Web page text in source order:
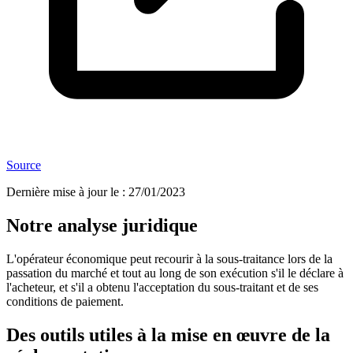
Source
Dernière mise à jour le : 27/01/2023
Notre analyse juridique
L'opérateur économique peut recourir à la sous-traitance lors de la
passation du marché et tout au long de son exécution s'il le déclare à
l'acheteur, et s'il a obtenu l'acceptation du sous-traitant et de ses
conditions de paiement.
Des outils utiles à la mise en œuvre de la